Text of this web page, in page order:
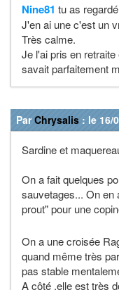
Nine81 tu as
J'en ai une c'est un
Très calme.
Je l'ai pris en
savait parfaitement
ParChrysalis : le 16/
Sardine et
On a fait quelques
sauvetages... On en
prout" pour une
On a une croisée
quand même très
pas stable
A côté ,elle est très